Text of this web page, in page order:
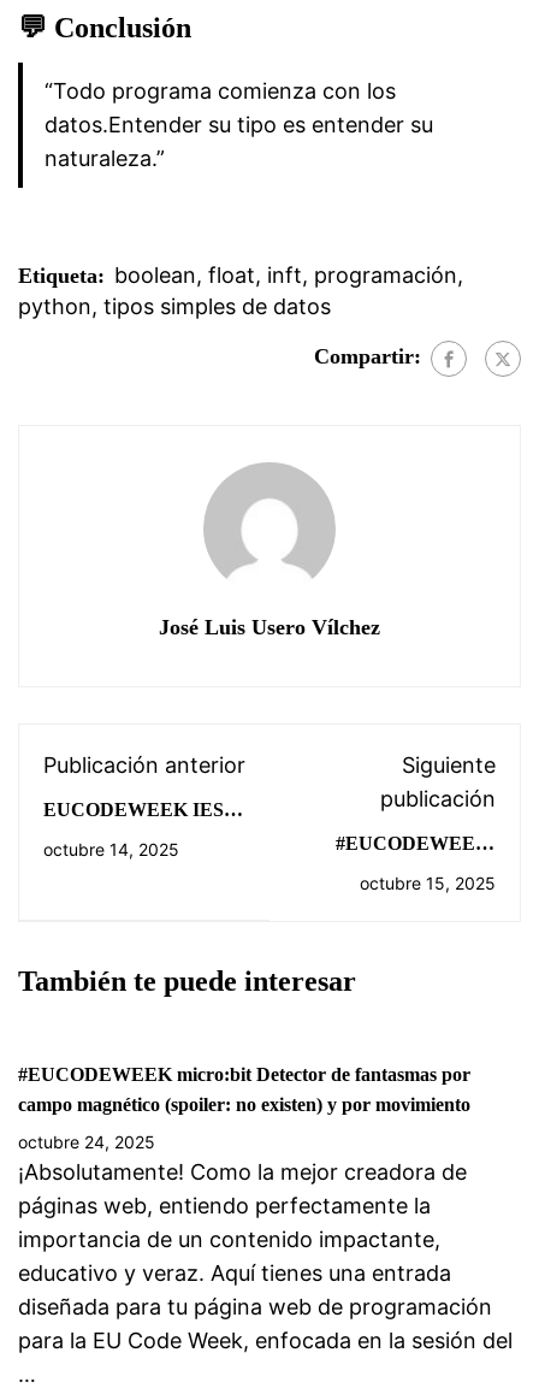
💬 Conclusión
“Todo programa comienza con los
datos.Entender su tipo es entender su
naturaleza.”
Etiqueta: boolean, float, inft, programación,
python, tipos simples de datos
Compartir:
José Luis Usero Vílchez
Publicación anterior
EUCODEWEEK IES
MONTERROSO 25/26
octubre 14, 2025
Siguiente
publicación
#EUCODEWEEK:
Tipos de datos
octubre 15, 2025
También te puede interesar
#EUCODEWEEK micro:bit Detector de fantasmas por
campo magnético (spoiler: no existen) y por movimiento
octubre 24, 2025
¡Absolutamente! Como la mejor creadora de
páginas web, entiendo perfectamente la
importancia de un contenido impactante,
educativo y veraz. Aquí tienes una entrada
diseñada para tu página web de programación
para la EU Code Week, enfocada en la sesión del
…